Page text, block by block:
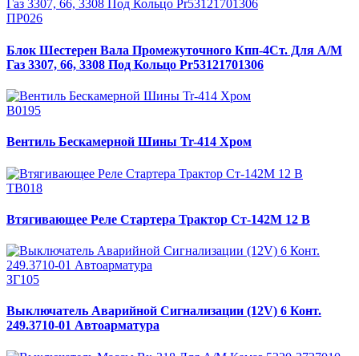
ПР026
Блок Шестерен Вала Промежуточного Кпп-4Ст. Для А/М
Газ 3307, 66, 3308 Под Кольцо Pr53121701306
В0195
Вентиль Бескамерной Шины Tr-414 Хром
ТВ018
Втягивающее Реле Стартера Трактор Ст-142М 12 В
ЗГ105
Выключатель Аварийной Сигнализации (12V) 6 Конт.
249.3710-01 Автоарматура